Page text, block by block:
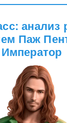
анализ
Паж
Император